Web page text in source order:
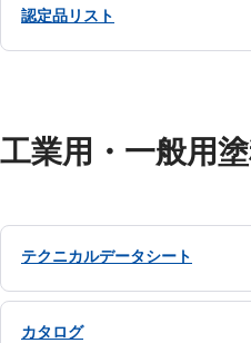
認定品リスト
工業用・一般用
テクニカルデータシート
カタログ